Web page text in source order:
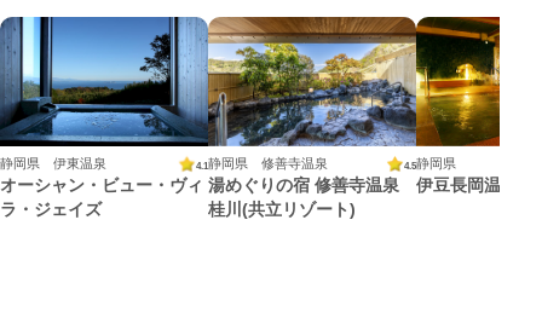
静岡県 伊東温泉 4.1
オーシャン・ビュー・ヴィ
ラ・ジェイズ
静岡県 修善寺温泉 4.5
湯めぐりの宿 修善寺温泉
桂川(共立リゾート)
静岡県
伊豆長岡温泉